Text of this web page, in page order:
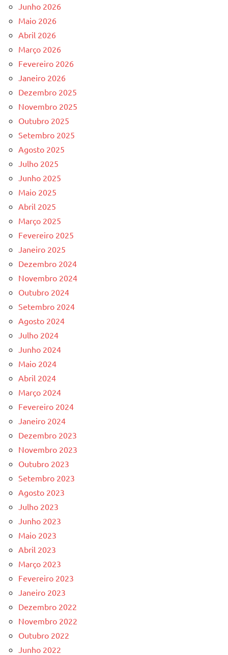
Junho 2026
Maio 2026
Abril 2026
Março 2026
Fevereiro 2026
Janeiro 2026
Dezembro 2025
Novembro 2025
Outubro 2025
Setembro 2025
Agosto 2025
Julho 2025
Junho 2025
Maio 2025
Abril 2025
Março 2025
Fevereiro 2025
Janeiro 2025
Dezembro 2024
Novembro 2024
Outubro 2024
Setembro 2024
Agosto 2024
Julho 2024
Junho 2024
Maio 2024
Abril 2024
Março 2024
Fevereiro 2024
Janeiro 2024
Dezembro 2023
Novembro 2023
Outubro 2023
Setembro 2023
Agosto 2023
Julho 2023
Junho 2023
Maio 2023
Abril 2023
Março 2023
Fevereiro 2023
Janeiro 2023
Dezembro 2022
Novembro 2022
Outubro 2022
Junho 2022